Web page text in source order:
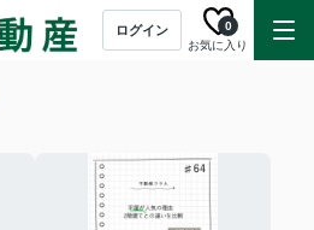
ログイン
お気に入り
0